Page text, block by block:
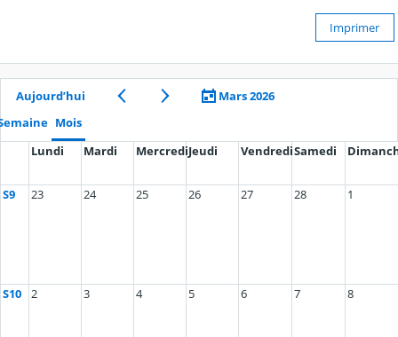
Imprimer
Aujourd’hui
Mars 2026
Mois
Lundi
Mardi MercrediJeudi VendrediSamedi
S9 23 24 25 26 27 28 1
S10 2 3 4 5 6 7 8